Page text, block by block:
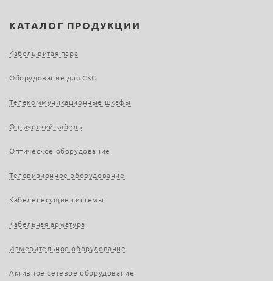
КАТАЛОГ ПРОДУКЦИИ
Кабель витая пара
Оборудование для СКС
Телекоммуникационные шкафы
Оптический кабель
Оптическое оборудование
Телевизионное оборудование
Кабеленесущие системы
Кабельная арматура
Измерительное оборудование
Активное сетевое оборудование